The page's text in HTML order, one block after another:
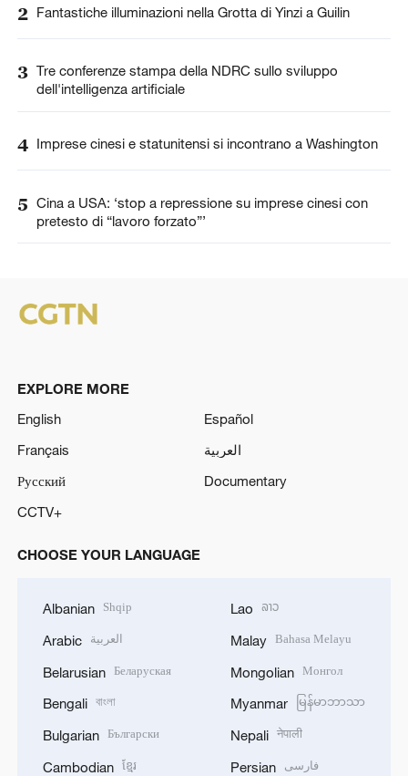
2 Fantastiche illuminazioni nella Grotta di Yinzi a Guilin
3 Tre conferenze stampa della NDRC sullo sviluppo
dell'intelligenza artificiale
4 Imprese cinesi e statunitensi si incontrano a Washington
5 Cina a USA: ‘stop a repressione su imprese cinesi con
pretesto di “lavoro forzato”’
EXPLORE MORE
English
Español
Français
العربية
Русский
Documentary
CCTV+
CHOOSE YOUR LANGUAGE
Albanian Shqip
Arabic العربية
Belarusian Беларуская
Bengali বাংলা
Bulgarian Български
Cambodian ខ្មែរ
Lao ລາວ
Malay Bahasa Melayu
Mongolian Монгол
Myanmar မြန်မာဘာသာ
Nepali नेपाली
Persian فارسی